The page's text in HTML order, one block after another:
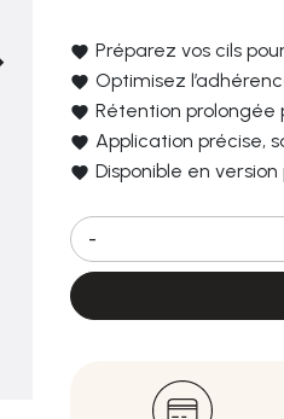
Préparez vos cils
Optimisez
Rétention prolongée
Application précise,
Disponible en
-